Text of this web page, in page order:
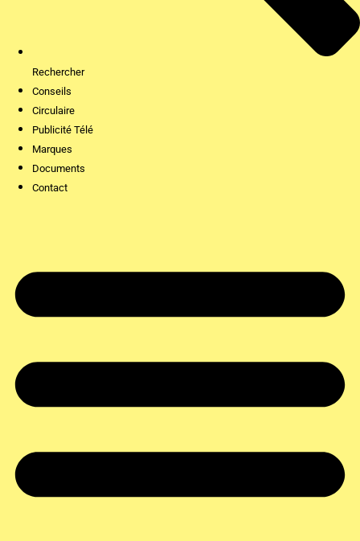
Rechercher
Conseils
Circulaire
Publicité Télé
Marques
Documents
Contact